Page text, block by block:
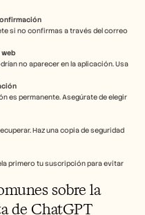
si no confirmas a través del correo
web
no aparecer en la aplicación. Usa
es permanente. Asegúrate de elegir
Haz una copia de seguridad
primero tu suscripción para evitar
sobre la
de ChatGPT